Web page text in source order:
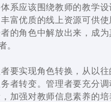
系应该围绕教师的教学设
富优质的线上资源可供
的角色中解放出来，成为
。
要实现角色转换，从以往
者转变。管理者要充分
加强对教师信息素养的